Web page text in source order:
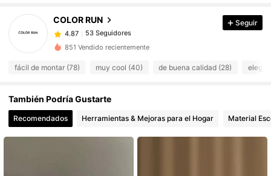
COLOR RUN
4.87
4.87 53 Seguidores
4.87 53 Seguidores
4.87 53 Seguidores
4.87
4.87
Seguir
851 Vendido recientemente
fácil de montar (78) muy cool (40) de buena calidad (28)
También Podría Gustarte
Recomendados Herramientas & Mejoras para el Hogar Material